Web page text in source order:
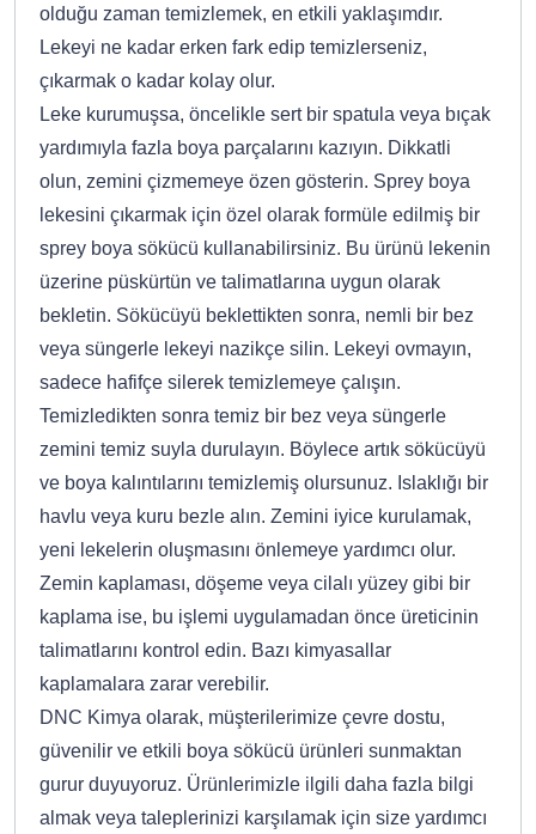
olduğu zaman temizlemek, en etkili yaklaşımdır.
Lekeyi ne kadar erken fark edip temizlerseniz,
çıkarmak o kadar kolay olur.
Leke kurumuşsa, öncelikle sert bir spatula veya bıçak
yardımıyla fazla boya parçalarını kazıyın. Dikkatli
olun, zemini çizmemeye özen gösterin. Sprey boya
lekesini çıkarmak için özel olarak formüle edilmiş bir
sprey boya sökücü kullanabilirsiniz. Bu ürünü lekenin
üzerine püskürtün ve talimatlarına uygun olarak
bekletin. Sökücüyü beklettikten sonra, nemli bir bez
veya süngerle lekeyi nazikçe silin. Lekeyi ovmayın,
sadece hafifçe silerek temizlemeye çalışın.
Temizledikten sonra temiz bir bez veya süngerle
zemini temiz suyla durulayın. Böylece artık sökücüyü
ve boya kalıntılarını temizlemiş olursunuz. Islaklığı bir
havlu veya kuru bezle alın. Zemini iyice kurulamak,
yeni lekelerin oluşmasını önlemeye yardımcı olur.
Zemin kaplaması, döşeme veya cilalı yüzey gibi bir
kaplama ise, bu işlemi uygulamadan önce üreticinin
talimatlarını kontrol edin. Bazı kimyasallar
kaplamalara zarar verebilir.
DNC Kimya olarak, müşterilerimize çevre dostu,
güvenilir ve etkili boya sökücü ürünleri sunmaktan
gurur duyuyoruz. Ürünlerimizle ilgili daha fazla bilgi
almak veya taleplerinizi karşılamak için size yardımcı